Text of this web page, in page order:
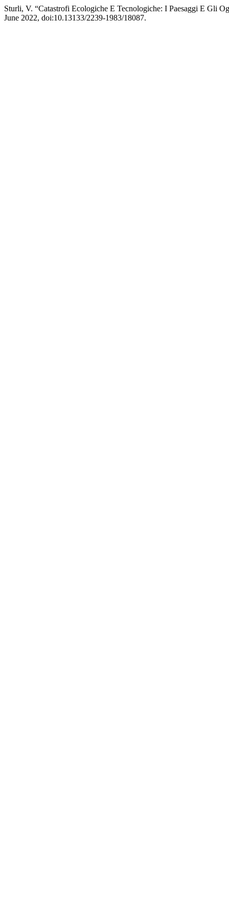
Sturli, V. “Catastrofi Ecologiche E Tecnologiche: I Paesaggi E Gli
June 2022, doi:10.13133/2239-1983/18087.